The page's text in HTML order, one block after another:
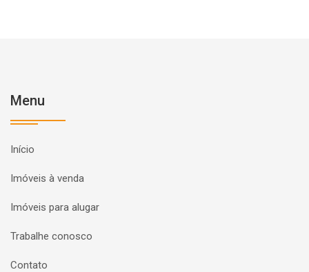
Menu
Início
Imóveis à venda
Imóveis para alugar
Trabalhe conosco
Contato